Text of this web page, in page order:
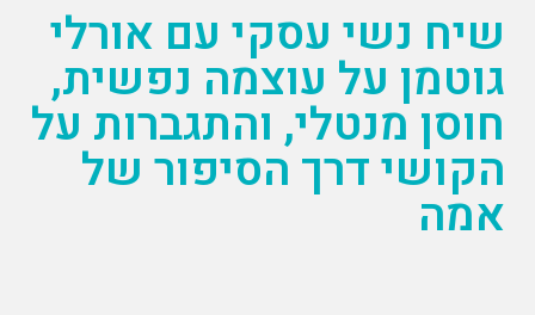
שיח נשי עסקי עם אורלי
גוטמן על עוצמה נפשית,
חוסן מנטלי, והתגברות על
הקושי דרך הסיפור של
אמה